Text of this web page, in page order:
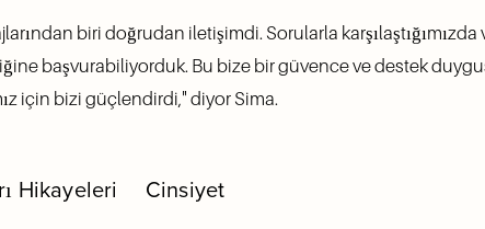
biri doğrudan iletişimdi. Sorularla karşılaştığımızda
başvurabiliyorduk. Bu bize bir güvence ve destek
için bizi güçlendirdi," diyor Sima.
Hikayeleri Cinsiyet